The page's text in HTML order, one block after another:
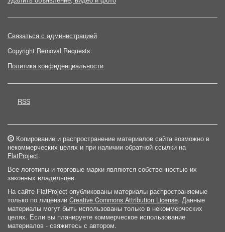
Связаться с администрацией
Copyright Removal Requests
Политика конфиденциальности
RSS
Копирование и распространение материалов сайта возможно в
некоммерческих целях и при наличии обратной ссылки на
FlatProject.
Все логотипы и торговые марки являются собственностью их
законных владельцев.
На сайте FlatProject опубликованы материалы распространяемые
только по лицензии Creative Commons Attribution License. Данные
материалы могут быть использованы только в некоммерческих
целях. Если вы планируете коммерческое использование
материалов - свяжитесь с автором.